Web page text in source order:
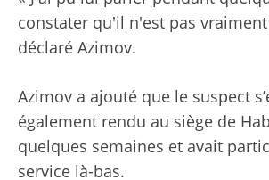
constater qu'il n'est pas vraiment
déclaré Azimov.
Azimov a ajouté que le suspect
également rendu au siège de
quelques semaines et avait
service là-bas.